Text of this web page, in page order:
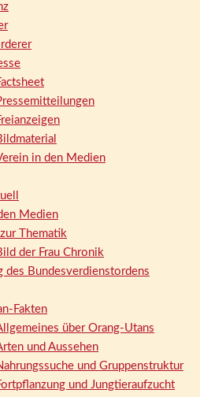
in den Medien
Medien
Thematik
der Frau Chronik
des Bundesverdienstordens
Fakten
über Orang-Utans
und Aussehen
und Gruppenstruktur
und Jungtieraufzucht